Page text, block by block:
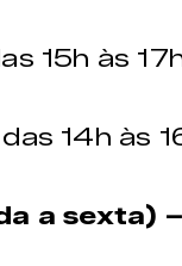
15h às
das 14h às
a sexta) –